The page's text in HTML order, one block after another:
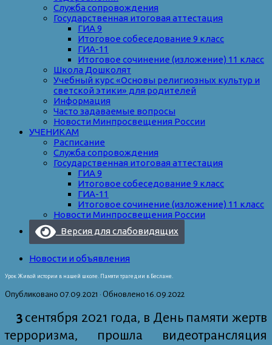
Служба сопровождения
Государственная итоговая аттестация
ГИА 9
Итоговое собеседование 9 класс
ГИА-11
Итоговое сочинение (изложение) 11 класс
Школа Дошколят
Учебный курс «Основы религиозных культур и
светской этики» для родителей
Информация
Часто задаваемые вопросы
Новости Минпросвещения России
УЧЕНИКАМ
Расписание
Служба сопровождения
Государственная итоговая аттестация
ГИА 9
Итоговое собеседование 9 класс
ГИА-11
Итоговое сочинение (изложение) 11 класс
Новости Минпросвещения России
Версия для слабовидящих
Новости и объявления
Урок Живой истории в нашей школе. Памяти трагедии в Беслане.
Опубликовано 07.09.2021 · Обновлено 16.09.2022
3сентября 2021 года, в День памяти жертв
терроризма, прошла видеотрансляция